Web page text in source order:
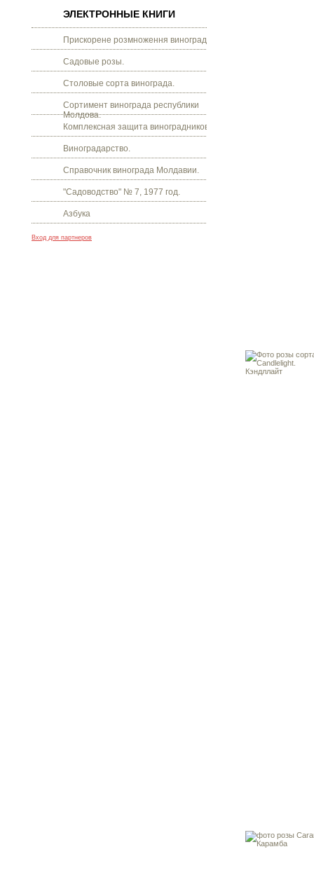
ЭЛЕКТРОННЫЕ КНИГИ
Прискорене розмноження винограду.
Садовые розы.
Столовые сорта винограда.
Сортимент винограда республики
Молдова.
Комплексная защита виноградников.
Виноградарство.
Справочник винограда Молдавии.
"Садоводство" № 7, 1977 год.
Азбука
Вход для партнеров